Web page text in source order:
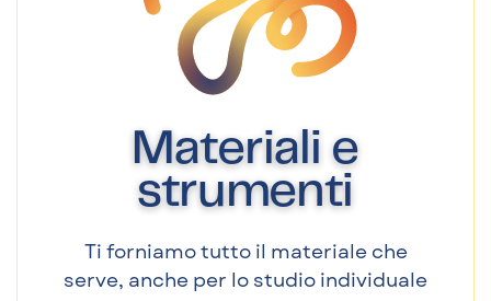
Materiali e
strumenti
Ti forniamo tutto il materiale che
serve, anche per lo studio individuale